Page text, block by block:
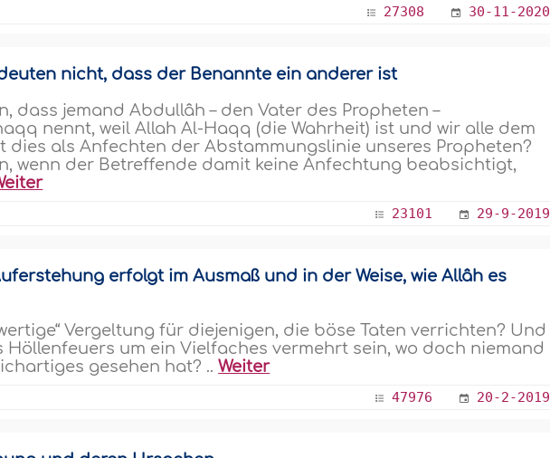
27308 30-11-2020
nicht, dass der Benannte ein anderer ist
dass jemand Abdullâh – den Vater des Propheten –
nennt, weil Allah Al-Haqq (die Wahrheit) ist und wir alle dem
dies als Anfechten der Abstammungslinie unseres Propheten?
wenn der Betreffende damit keine Anfechtung beabsichtigt,
23101 29-9-2019
erfolgt im Ausmaß und in der Weise, wie Allâh es
Vergeltung für diejenigen, die böse Taten verrichten? Und
Höllenfeuers um ein Vielfaches vermehrt sein, wo doch niemand
gesehen hat? ..Weiter
47976 20-2-2019